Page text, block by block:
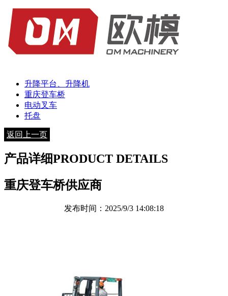
升降平台、升降机
重庆登车桥
电动叉车
托盘
返回上一页
产品详细PRODUCT DETAILS
重庆登车桥供应商
发布时间：2025/9/3 14:08:18